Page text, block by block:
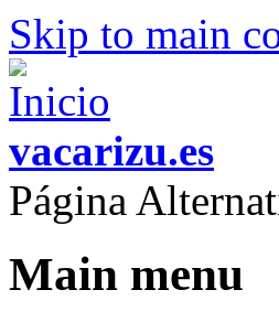
Skip to main
vacarizu.es
Página
Main menu